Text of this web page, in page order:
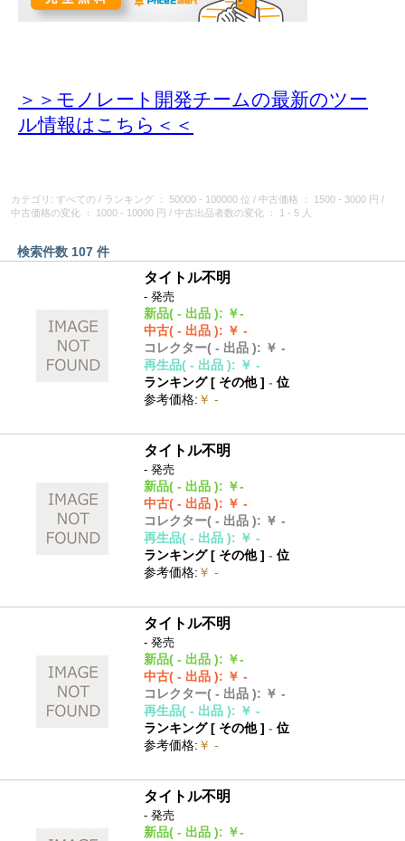
＞＞モノレート開発チームの最新のツー
ル情報はこちら＜＜
カテゴリ: すべての / ランキング ： 50000 - 100000 位 / 中古価格 ： 1500 - 3000 円
/
中古価格の変化
： 1000 - 10000 円 / 中古出品者数の変化 ： 1 - 5 人
検索件数 107 件
タイトル不明
- 発売
新品( - 出品 ): ￥-
中古( - 出品 ): ￥ -
コレクター( - 出品 ): ￥ -
再生品( - 出品 ): ￥ -
ランキング [ その他]- 位
参考価格: ￥ -
タイトル不明
- 発売
新品( - 出品 ): ￥-
中古( - 出品 ): ￥ -
コレクター( - 出品 ): ￥ -
再生品( - 出品 ): ￥ -
ランキング [ その他]- 位
参考価格: ￥ -
タイトル不明
- 発売
新品( - 出品 ): ￥-
中古( - 出品 ): ￥ -
コレクター( - 出品 ): ￥ -
再生品( - 出品 ): ￥ -
ランキング [ その他]- 位
参考価格: ￥ -
タイトル不明
- 発売
新品( - 出品 ): ￥-